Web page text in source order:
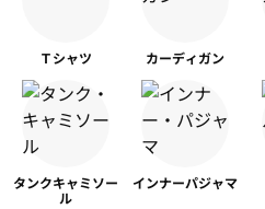
Ｔシャツ カーディガン
タンクキャミソー
ル
インナーパジャマ